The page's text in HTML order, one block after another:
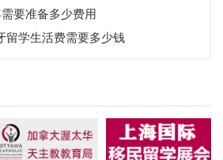
要准备多少费用
留学生活费需要多少钱